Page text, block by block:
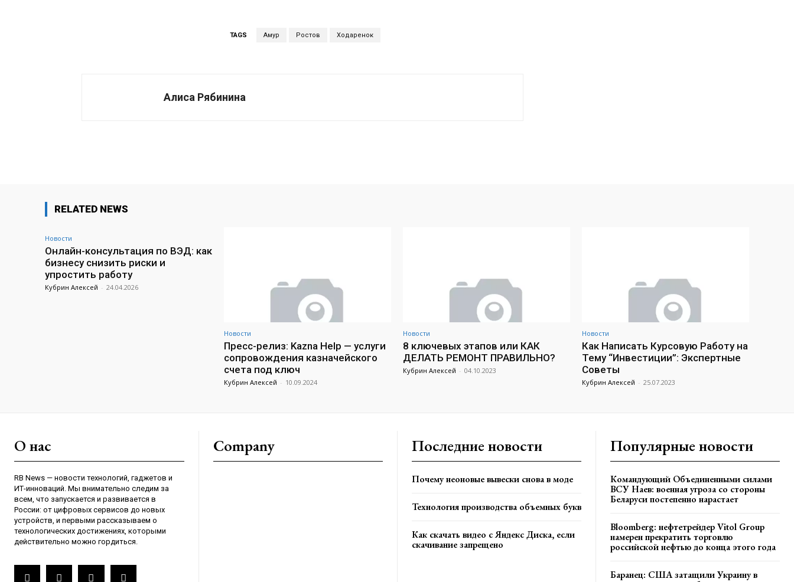
TAGS Амур Ростов Ходаренок
Алиса Рябинина
RELATED NEWS
Новости
Онлайн-консультация по ВЭД: как
бизнесу снизить риски и
упростить работу
Кубрин Алексей - 24.04.2026
Новости
Пресс-релиз: Kazna Help — услуги
сопровождения казначейского
счета под ключ
Кубрин Алексей - 10.09.2024
Новости
8 ключевых этапов или КАК
ДЕЛАТЬ РЕМОНТ ПРАВИЛЬНО?
Кубрин Алексей - 04.10.2023
Новости
Как Написать Курсовую Работу на
Тему “Инвестиции”: Экспертные
Советы
Кубрин Алексей - 25.07.2023
О нас
RB News — новости технологий, гаджетов и
ИТ-инноваций. Мы внимательно следим за
всем, что запускается и развивается в
России: от цифровых сервисов до новых
устройств, и первыми рассказываем о
технологических достижениях, которыми
действительно можно гордиться.
Company Последние новости
Почему неоновые вывески снова в моде
Технология производства объемных букв
Как скачать видео с Яндекс Диска, если
скачивание запрещено
Популярные новости
Командующий Объединенными силами
ВСУ Наев: военная угроза со стороны
Беларуси постепенно нарастает
Bloomberg: нефтетрейдер Vitol Group
намерен прекратить торговлю
российской нефтью до конца этого года
Баранец: США затащили Украину в